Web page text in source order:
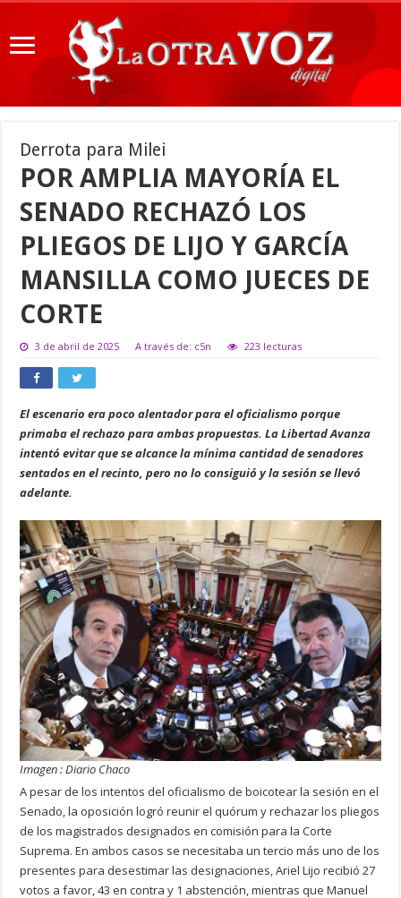
Derrota para Milei
POR AMPLIA MAYORÍA EL
SENADO RECHAZÓ LOS
PLIEGOS DE LIJO Y GARCÍA
MANSILLA COMO JUECES DE
CORTE
3 de abril de 2025 A través de: c5n 223 lecturas
El escenario era poco alentador para el oficialismo porque
primaba el rechazo para ambas propuestas. La Libertad Avanza
intentó evitar que se alcance la mínima cantidad de senadores
sentados en el recinto, pero no lo consiguió y la sesión se llevó
adelante.
Imagen : Diario Chaco
A pesar de los intentos del oficialismo de boicotear la sesión en el
Senado, la oposición logró reunir el quórum y rechazar los pliegos
de los magistrados designados en comisión para la Corte
Suprema. En ambos casos se necesitaba un tercio más uno de los
presentes para desestimar las designaciones, Ariel Lijo recibió 27
votos a favor, 43 en contra y 1 abstención, mientras que Manuel